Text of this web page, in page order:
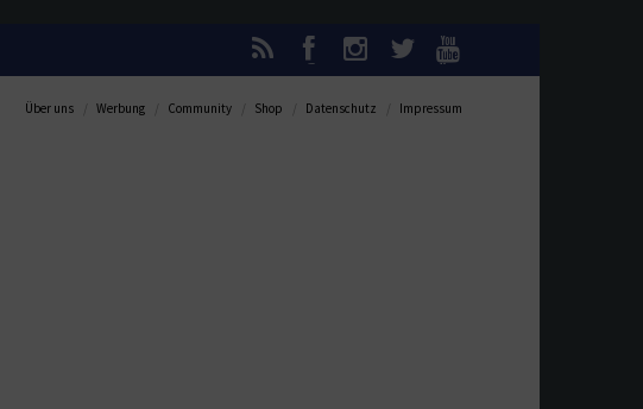
Über uns Werbung Community Shop Datenschutz Impressum